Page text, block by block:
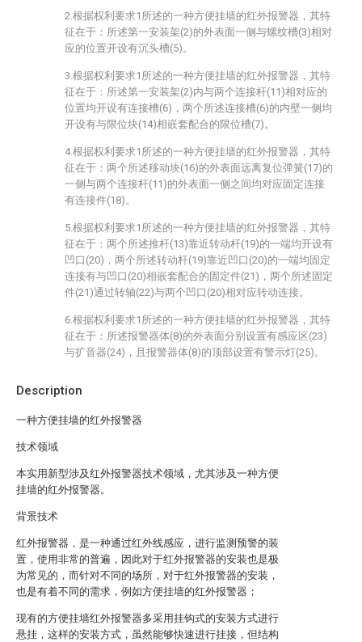
Description
一种方便挂墙的红外报警器
技术领域
本实用新型涉及红外报警器技术领域，尤其涉及一种方便
挂墙的红外报警器。
背景技术
红外报警器，是一种通过红外线感应，进行监测预警的装
置，使用非常的普遍，因此对于红外报警器的安装也是极
为常见的，而针对不同的场所，对于红外报警器的安装，
也是有着不同的需求，例如方便挂墙的红外报警器；
现有的方便挂墙红外报警器多采用挂钩式的安装方式进行
悬挂，这样的安装方式，虽然能够快速进行挂接，但结构
2.根据权利要求1所述的一种方便挂墙的红外报警器，其特
征在于：所述第一安装架(2)的外表面一侧与螺纹槽(3)相对
应的位置开设有沉头槽(5)。
3.根据权利要求1所述的一种方便挂墙的红外报警器，其特
征在于：所述第一安装架(2)内与两个连接杆(11)相对应的
位置均开设有连接槽(6)，两个所述连接槽(6)的内壁一侧均
开设有与限位块(14)相嵌套配合的限位槽(7)。
4.根据权利要求1所述的一种方便挂墙的红外报警器，其特
征在于：两个所述移动块(16)的外表面远离复位弹簧(17)的
一侧与两个连接杆(11)的外表面一侧之间均对应固定连接
有连接件(18)。
5.根据权利要求1所述的一种方便挂墙的红外报警器，其特
征在于：两个所述推杆(13)靠近转动杆(19)的一端均开设有
凹口(20)，两个所述转动杆(19)靠近凹口(20)的一端均固定
连接有与凹口(20)相嵌套配合的固定件(21)，两个所述固定
件(21)通过转轴(22)与两个凹口(20)相对应转动连接。
6.根据权利要求1所述的一种方便挂墙的红外报警器，其特
征在于：所述报警器体(8)的外表面分别设置有感应区(23)
与扩音器(24)，且报警器体(8)的顶部设置有警示灯(25)。